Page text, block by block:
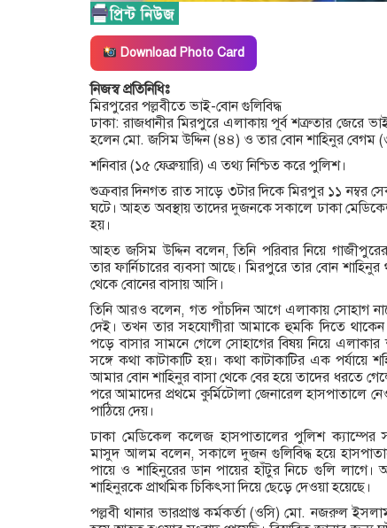
Download Photo Card
নিজস্ব প্রতিনিধিঃ
মিরপুরের পল্লবীতে ভাই-বোন গুলিবিদ্ধ
ঢাকা: রাজধানীর মিরপুরে এলাকায় পূর্ব শত্রুতার জেরে
হলেন মো. জসিম উদ্দিন (৪৪) ও তার বোন শাহিনুর বেগম
শনিবার (১৫ ফেব্রুয়ারি) এ তথ্য নিশ্চিত করে পুলিশ।
শুক্রবার দিনগত রাত সাড়ে ৩টার দিকে মিরপুর ১১ নম্বর
ঘটে। আহত অবস্থায় তাদের দুজনকে সকালে ঢাকা
হয়।
আহত জসিম উদ্দিন বলেন, তিনি পরিবার নিয়ে
তার ফার্নিচারের ব্যবসা আছে। মিরপুরে তার বোন
থেকে বোনের বাসায় আসি।
তিনি আরও বলেন, গত পাঁচদিন আগে এলাকায় সোহাগ
দেই। তখন তার সহযোগীরা আমাকে হুমকি দিতে
পড়ে বাসার সামনে গেলে সোহাগের বিষয় নিয়ে
সঙ্গে কথা কাটাকাটি হয়। কথা কাটাকাটির এক
আমার বোন শাহিনুর বাসা থেকে বের হয়ে তাদের ধরতে
পরে আমাদের প্রথমে কুর্মিটোলা জেনারেল হাসপাতালে
পাঠিয়ে দেয়।
ঢাকা মেডিকেল কলেজ হাসপাতালের পুলিশ
মাসুদ আলম বলেন, সকালে দুজন গুলিবিদ্ধ হয়ে
পায়ে ও শাহিনুরের ডান পায়ের হাঁটুর নিচে গুলি
শাহিনুরকে প্রাথমিক চিকিৎসা দিয়ে ছেড়ে দেওয়া হয়েছে।
পল্লবী থানার ভারপ্রাপ্ত কর্মকর্তা (ওসি) মো. নজরুল